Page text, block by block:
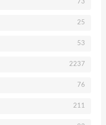
73
25
53
2237
76
211